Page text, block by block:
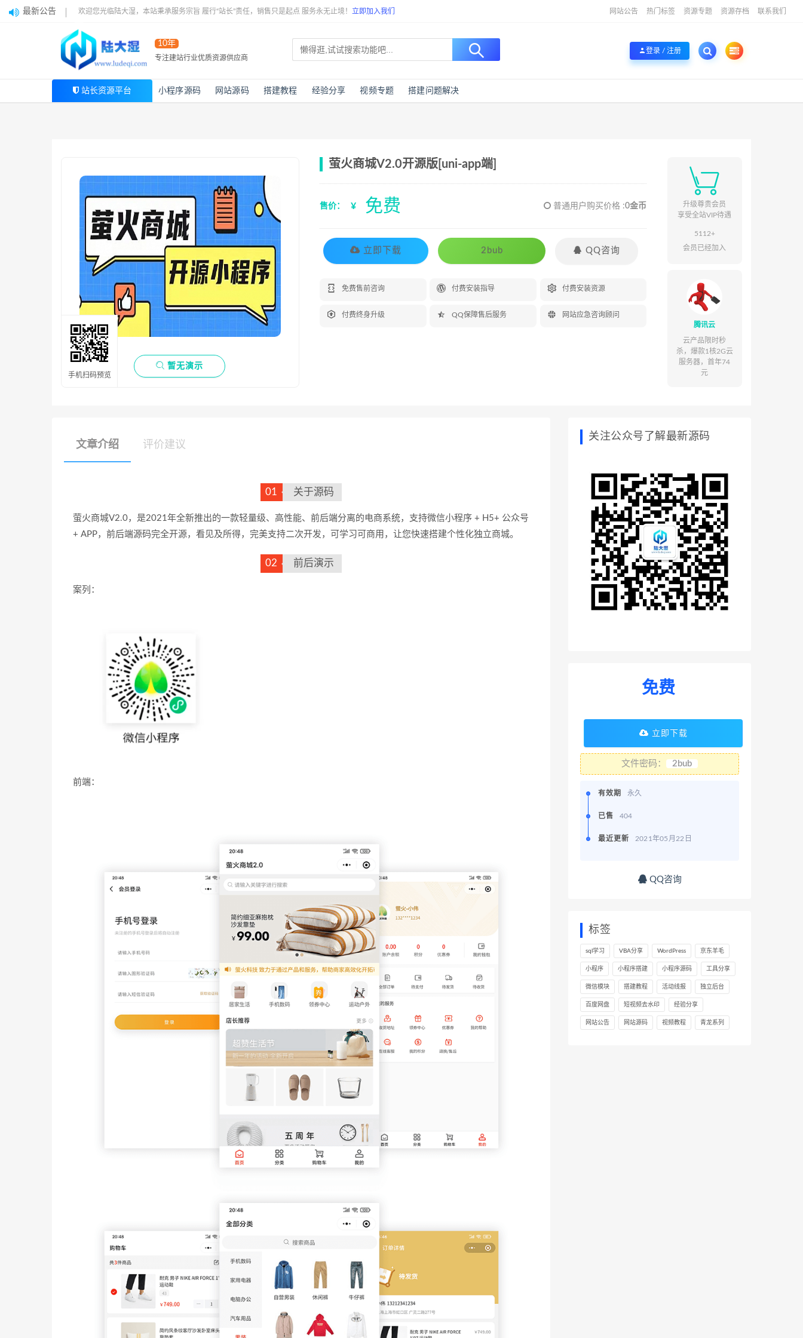
最新公告 欢迎您光临陆大湿，本站秉承服务宗旨 履行“站长”责任，销售只是起点 服务永无止境！ 立即加入我们 网站公告 热门标签 资源专题 资源存档 联系我们
10年
专注建站行业优质资源供应商
登录 / 注册
站长资源平台 小程序源码 网站源码 搭建教程 经验分享 视频专题 搭建问题解决
 暂无演示
手机扫码预览
萤火商城V2.0开源版[uni-app端]
售价： ¥ 免费 普通用户购买价格 :0金币
立即下载 2bub  QQ咨询
 免费售前咨询  付费安装指导  付费安装资源
 付费终身升级  QQ保障售后服务  网站应急咨询顾问

升级尊贵会员
享受全站VIP待遇
5112+
会员已经加入
腾讯云
云产品限时秒
杀，爆款1核2G云
服务器，首年74
元
文章介绍 评价建议
01 关于源码
萤火商城V2.0，是2021年全新推出的一款轻量级、高性能、前后端分离的电商系统，支持微信小程序 + H5+ 公众号
+ APP，前后端源码完全开源，看见及所得，完美支持二次开发，可学习可商用，让您快速搭建个性化独立商城。
02 前后演示
案列：
前端：
关注公众号了解最新源码
免费
立即下载
文件密码： 2bub
有效期 永久
已售 404
最近更新 2021年05月22日
QQ咨询
标签
sql学习 VBA分享 WordPress 京东羊毛
小程序 小程序搭建 小程序源码 工具分享
微信模块 搭建教程 活动线报 独立后台
百度网盘 短视频去水印 经验分享
网站公告 网站源码 视频教程 青龙系列